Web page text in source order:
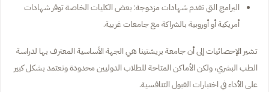
البرامج التي تقدم شهادات مزدوجة: بعض الكليات الخاصة توفر شهادات
أمريكية أو أوروبية بالشراكة مع جامعات غربية.
تشير الإحصائيات إلى أن جامعة بريشتينا هي الجهة الأساسية المعترف بها لدراسة
الطب البشري، ولكن الأماكن المتاحة للطلاب الدوليين محدودة وتعتمد بشكل كبير
على الأداء في اختبارات القبول التنافسية.